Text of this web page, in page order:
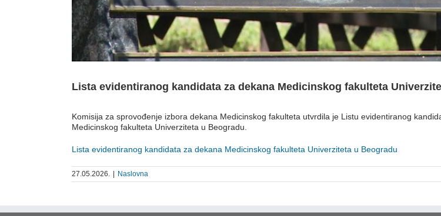
Lista evidentiranog kandidata za dekana Medicinskog fakulteta
Komisija za sprovođenje izbora dekana Medicinskog fakulteta utvrdila je Listu evidentiranog
Medicinskog fakulteta Univerziteta u Beogradu.
Lista evidentiranog kandidata za dekana Medicinskog fakulteta Univerziteta u Beogradu
27.05.2026. Naslovna